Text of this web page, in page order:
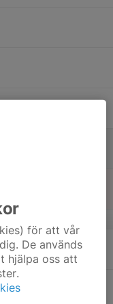
för att vår
De används
hjälpa oss att